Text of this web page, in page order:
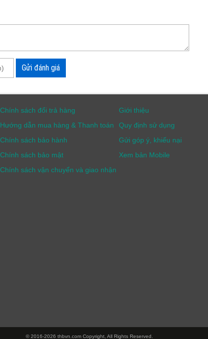
Gửi đánh giá
Chính sách đổi trả hàng
Hướng dẫn mua hàng & Thanh toán
Chính sách bảo hành
Chính sách bảo mật
Chính sách vận chuyển và giao nhận
Giới thiệu
Quy định sử dụng
Gửi góp ý, khiếu nại
Xem bản Mobile
© 2016-2026 thbvn.com Copyright, All Rights Reserved.